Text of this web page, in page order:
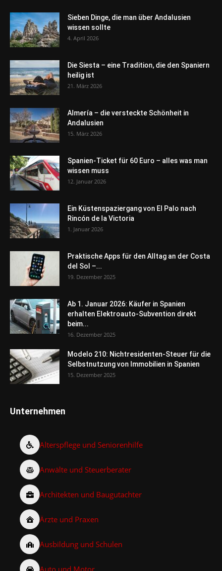
Sieben Dinge, die man über Andalusien
wissen sollte
4. April 2026
Die Siesta – eine Tradition, die den Spaniern
heilig ist
21. März 2026
Almería – die versteckte Schönheit in
Andalusien
15. März 2026
Spanien-Ticket für 60 Euro – alles was man
wissen muss
12. Januar 2026
Ein Küstenspaziergang von El Palo nach
Rincón de la Victoria
1. Januar 2026
Praktische Apps für den Alltag an der Costa
del Sol –...
19. Dezember 2025
Ab 1. Januar 2026: Käufer in Spanien
erhalten Elektroauto-Subvention direkt
beim...
16. Dezember 2025
Modelo 210: Nichtresidenten-Steuer für die
Selbstnutzung von Immobilien in Spanien
15. Dezember 2025
Unternehmen
Alterspflege und Seniorenhilfe
Anwälte und Steuerberater
Architekten und Baugutachter
Ärzte und Praxen
Ausbildung und Schulen
Auto und Motor